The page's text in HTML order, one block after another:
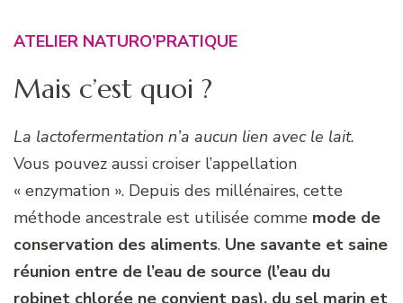
ATELIER NATURO’PRATIQUE
Mais c’est quoi ?
La lactofermentation n’a aucun lien avec le lait.
Vous pouvez aussi croiser l’appellation
« enzymation ». Depuis des millénaires, cette
méthode ancestrale est utilisée comme mode de
conservation des aliments. Une savante et saine
réunion entre de l’eau de source (l’eau du